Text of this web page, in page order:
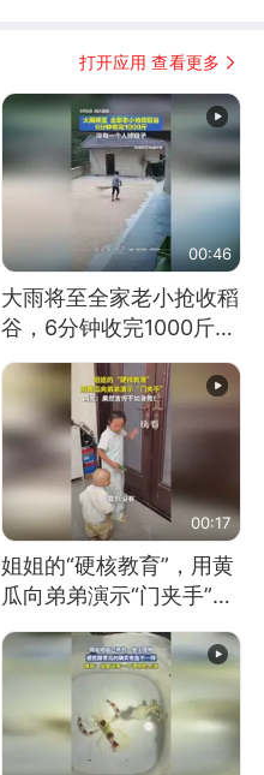
打开应用 查看更多
00:46
大雨将至全家老小抢收稻
谷，6分钟收完1000斤，
没有一个人掉链子
00:17
姐姐的“硬核教育”，用黄
瓜向弟弟演示“门夹手”，
网友：果然言传不如身
教！